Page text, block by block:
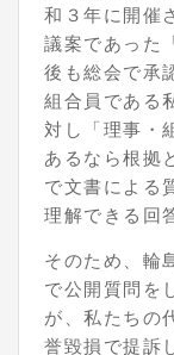
和３年に開催
議案であった
後も総会で承
組合員である
対し「理事・
あるなら根拠
で文書による
理解できる回
そのため、輪
で公開質問を
が、私たちの
誉毀損で提訴